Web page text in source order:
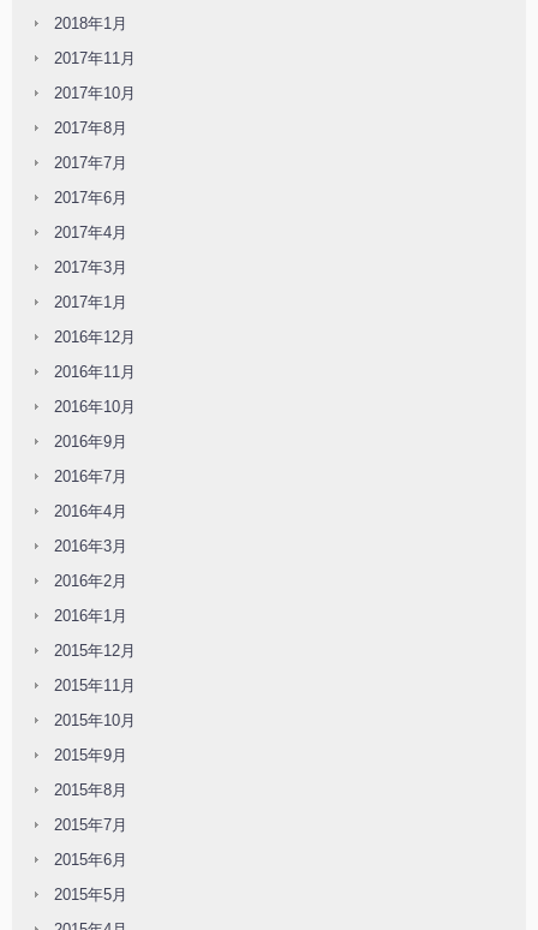
2018年1月
2017年11月
2017年10月
2017年8月
2017年7月
2017年6月
2017年4月
2017年3月
2017年1月
2016年12月
2016年11月
2016年10月
2016年9月
2016年7月
2016年4月
2016年3月
2016年2月
2016年1月
2015年12月
2015年11月
2015年10月
2015年9月
2015年8月
2015年7月
2015年6月
2015年5月